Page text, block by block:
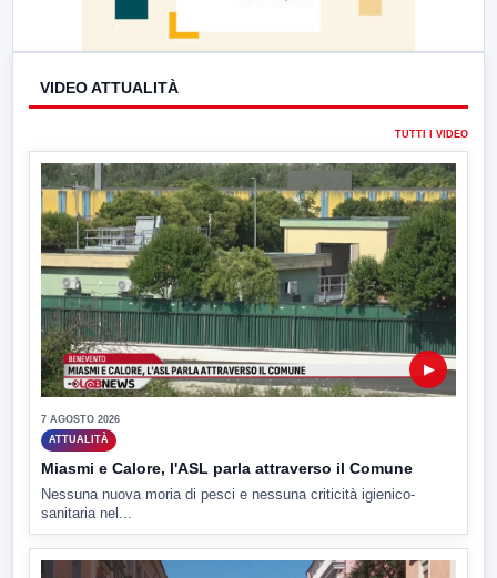
VIDEO ATTUALITÀ
TUTTI I VIDEO
▶
7 AGOSTO 2026
ATTUALITÀ
Miasmi e Calore, l'ASL parla attraverso il Comune
Nessuna nuova moria di pesci e nessuna criticità igienico-
sanitaria nel...